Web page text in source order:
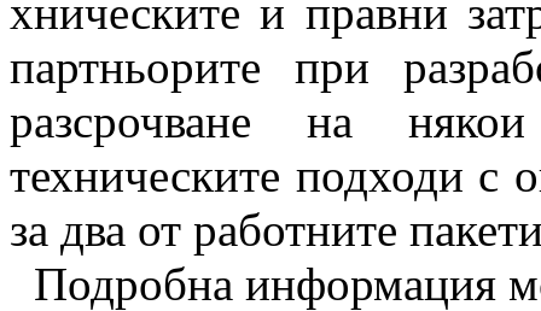
хническите и правни
партньорите при
разсрочване на
техническите подходи с
за два от работните
Подробна информация